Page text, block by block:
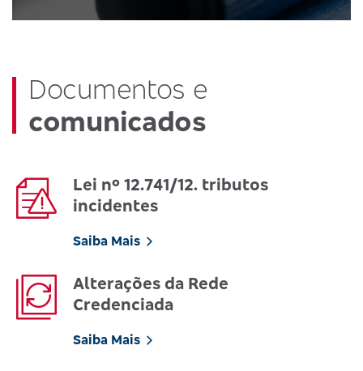
Documentos e
comunicados
Lei nº 12.741/12. tributos
incidentes
Saiba Mais
Alterações da Rede
Credenciada
Saiba Mais